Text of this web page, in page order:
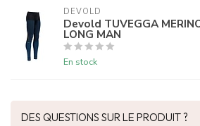
DEVOLD
Devold TUVEGGA
LONG MAN
En stock
DES QUESTIONS SUR LE PRODUIT ?